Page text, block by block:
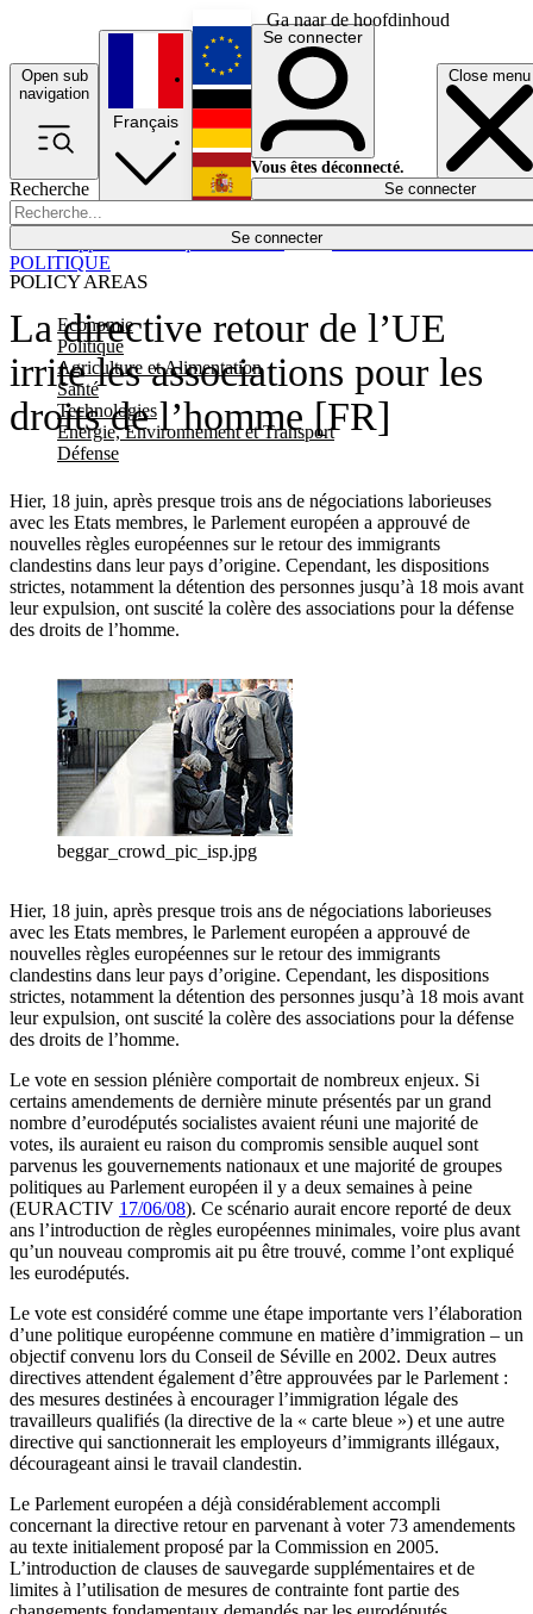
Ga naar de hoofdinhoud
Open sub
navigation
Close menu
Recherche
Se connecter
POLICY AREAS
Economie
Politique
Agriculture et Alimentation
Santé
Technologies
Energie, Environnement et Transport
Défense
Économie
Français
English
Deutsch
Español
Se connecter
Vous êtes déconnecté.
Se connecter
La directive retour de l’UE
irrite les associations pour les
droits de l’homme [FR]
Hier, 18 juin, après presque trois ans de négociations laborieuses
avec les Etats membres, le Parlement européen a approuvé de
nouvelles règles européennes sur le retour des immigrants
clandestins dans leur pays d’origine. Cependant, les dispositions
strictes, notamment la détention des personnes jusqu’à 18 mois avant
leur expulsion, ont suscité la colère des associations pour la défense
des droits de l’homme.
POLITIQUE
beggar_crowd_pic_isp.jpg
Hier, 18 juin, après presque trois ans de négociations laborieuses
avec les Etats membres, le Parlement européen a approuvé de
nouvelles règles européennes sur le retour des immigrants
clandestins dans leur pays d’origine. Cependant, les dispositions
strictes, notamment la détention des personnes jusqu’à 18 mois avant
leur expulsion, ont suscité la colère des associations pour la défense
des droits de l’homme.
Le vote en session plénière comportait de nombreux enjeux. Si
certains amendements de dernière minute présentés par un grand
nombre d’eurodéputés socialistes avaient réuni une majorité de
votes, ils auraient eu raison du compromis sensible auquel sont
parvenus les gouvernements nationaux et une majorité de groupes
politiques au Parlement européen il y a deux semaines à peine
(EURACTIV 17/06/08). Ce scénario aurait encore reporté de deux
ans l’introduction de règles européennes minimales, voire plus avant
qu’un nouveau compromis ait pu être trouvé, comme l’ont expliqué
les eurodéputés.
Le vote est considéré comme une étape importante vers l’élaboration
d’une politique européenne commune en matière d’immigration – un
objectif convenu lors du Conseil de Séville en 2002. Deux autres
directives attendent également d’être approuvées par le Parlement :
des mesures destinées à encourager l’immigration légale des
travailleurs qualifiés (la directive de la « carte bleue ») et une autre
directive qui sanctionnerait les employeurs d’immigrants illégaux,
décourageant ainsi le travail clandestin.
Le Parlement européen a déjà considérablement accompli
concernant la directive retour en parvenant à voter 73 amendements
au texte initialement proposé par la Commission en 2005.
L’introduction de clauses de sauvegarde supplémentaires et de
limites à l’utilisation de mesures de contrainte font partie des